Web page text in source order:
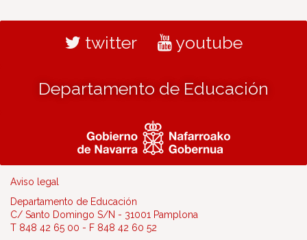
twitter youtube
Departamento de Educación
Aviso legal
Departamento de Educación
C/ Santo Domingo S/N - 31001 Pamplona
T 848 42 65 00 - F 848 42 60 52